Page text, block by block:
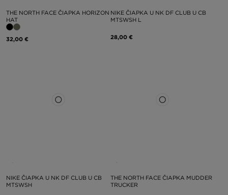
THE NORTH FACE ČIAPKA HORIZON
HAT
32,00 €
NIKE ČIAPKA U NK DF CLUB U CB
MTSWSH L
28,00 €
NIKE ČIAPKA U NK DF CLUB U CB
MTSWSH
THE NORTH FACE ČIAPKA MUDDER
TRUCKER